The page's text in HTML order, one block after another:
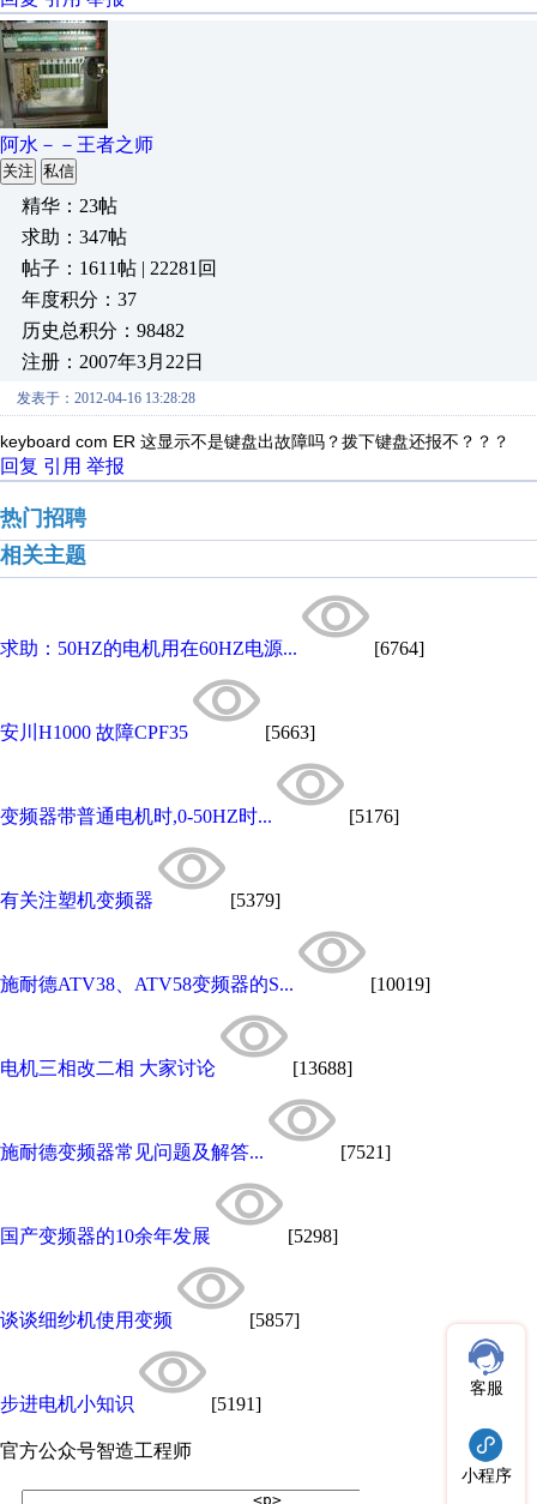
阿水－－王者之师
关注 私信
精华：23帖
求助：347帖
帖子：1611帖 | 22281回
年度积分：37
历史总积分：98482
注册：2007年3月22日
发表于：2012-04-16 13:28:28
keyboard com ER 这显示不是键盘出故障吗？拨下键盘还报不？？？
回复 引用 举报
热门招聘
相关主题
求助：50HZ的电机用在60HZ电源... [6764]
安川H1000 故障CPF35 [5663]
变频器带普通电机时,0-50HZ时... [5176]
有关注塑机变频器 [5379]
施耐德ATV38、ATV58变频器的S... [10019]
电机三相改二相 大家讨论 [13688]
施耐德变频器常见问题及解答... [7521]
国产变频器的10余年发展 [5298]
谈谈细纱机使用变频 [5857]
步进电机小知识 [5191]
官方公众号智造工程师
客服
小程序